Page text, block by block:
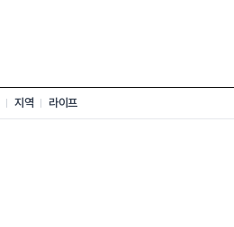
지역 라이프